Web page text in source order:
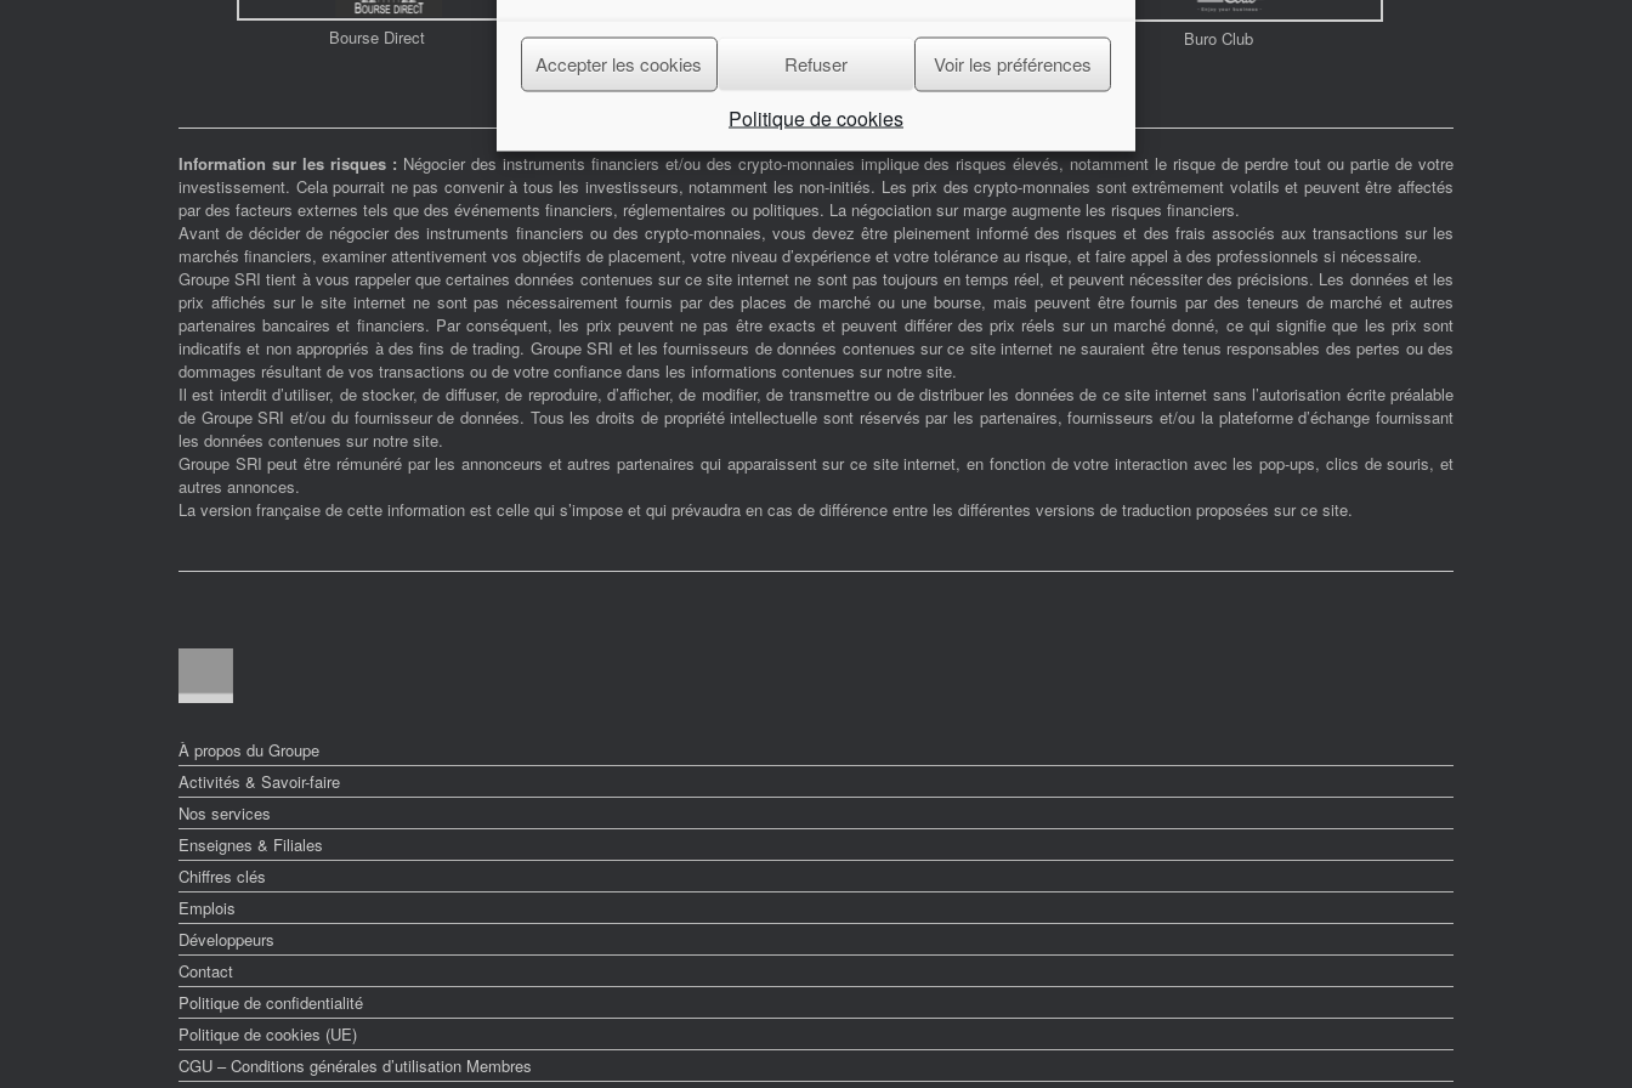
Accepter les cookies Refuser Voir les préférences
Politique de cookies
Bourse Direct Buro Club
Information sur les risques : Négocier des instruments financiers et/ou des crypto-monnaies implique des risques élevés, notamment le risque de perdre tout ou partie de votre
investissement. Cela pourrait ne pas convenir à tous les investisseurs, notamment les non-initiés. Les prix des crypto-monnaies sont extrêmement volatils et peuvent être affectés
par des facteurs externes tels que des événements financiers, réglementaires ou politiques. La négociation sur marge augmente les risques financiers.
Avant de décider de négocier des instruments financiers ou des crypto-monnaies, vous devez être pleinement informé des risques et des frais associés aux transactions sur les
marchés financiers, examiner attentivement vos objectifs de placement, votre niveau d’expérience et votre tolérance au risque, et faire appel à des professionnels si nécessaire.
Groupe SRI tient à vous rappeler que certaines données contenues sur ce site internet ne sont pas toujours en temps réel, et peuvent nécessiter des précisions. Les données et les
prix affichés sur le site internet ne sont pas nécessairement fournis par des places de marché ou une bourse, mais peuvent être fournis par des teneurs de marché et autres
partenaires bancaires et financiers. Par conséquent, les prix peuvent ne pas être exacts et peuvent différer des prix réels sur un marché donné, ce qui signifie que les prix sont
indicatifs et non appropriés à des fins de trading. Groupe SRI et les fournisseurs de données contenues sur ce site internet ne sauraient être tenus responsables des pertes ou des
dommages résultant de vos transactions ou de votre confiance dans les informations contenues sur notre site.
Il est interdit d’utiliser, de stocker, de diffuser, de reproduire, d’afficher, de modifier, de transmettre ou de distribuer les données de ce site internet sans l’autorisation écrite préalable
de Groupe SRI et/ou du fournisseur de données. Tous les droits de propriété intellectuelle sont réservés par les partenaires, fournisseurs et/ou la plateforme d’échange fournissant
les données contenues sur notre site.
Groupe SRI peut être rémunéré par les annonceurs et autres partenaires qui apparaissent sur ce site internet, en fonction de votre interaction avec les pop-ups, clics de souris, et
autres annonces.
La version française de cette information est celle qui s’impose et qui prévaudra en cas de différence entre les différentes versions de traduction proposées sur ce site.
À propos du Groupe
Activités & Savoir-faire
Nos services
Enseignes & Filiales
Chiffres clés
Emplois
Développeurs
Contact
Politique de confidentialité
Politique de cookies (UE)
CGU – Conditions générales d’utilisation Membres